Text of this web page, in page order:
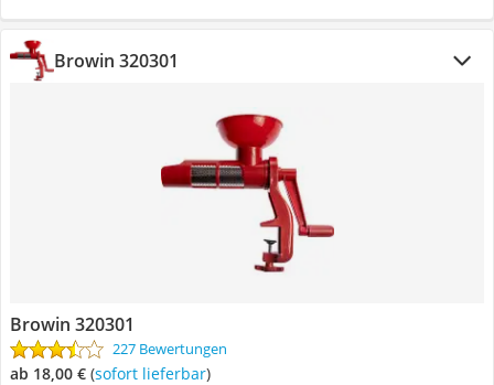
Browin 320301
Browin 320301
227 Bewertungen
ab 18,00 € ( Sofort lieferbar)